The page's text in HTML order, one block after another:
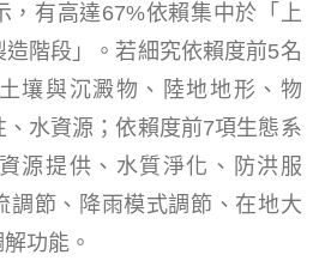
，有高達67%依賴集中於「上
階段」。若細究依賴度前5名
壤與沉澱物、陸地地形、物
水資源；依賴度前7項生態系
源提供、水質淨化、防洪服
調節、降雨模式調節、在地大
功能。